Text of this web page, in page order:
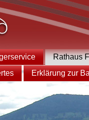
Rathaus
Erklärung zur